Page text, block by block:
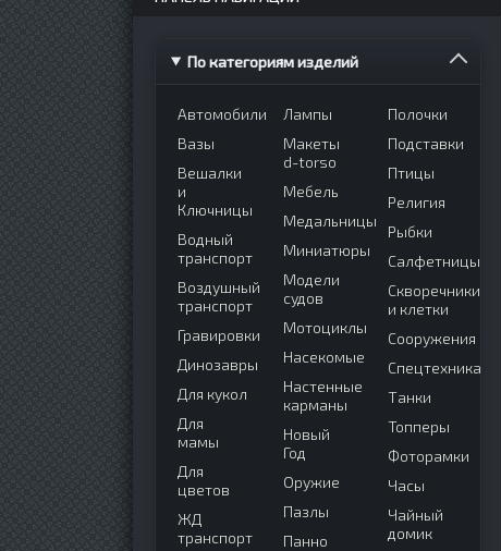
По категориям изделий
Автомобили
Вазы
Вешалки
и
Ключницы
Водный
транспорт
Воздушный
транспорт
Гравировки
Динозавры
Для кукол
Для
мамы
Для
цветов
ЖД
транспорт
Лампы
Макеты
d-torso
Мебель
Медальницы
Миниатюры
Модели
судов
Мотоциклы
Насекомые
Настенные
карманы
Новый
Год
Оружие
Пазлы
Панно
Полочки
Подставки
Птицы
Религия
Рыбки
Салфетницы
Скворечники
и клетки
Сооружения
Спецтехника
Танки
Топперы
Фоторамки
Часы
Чайный
домик